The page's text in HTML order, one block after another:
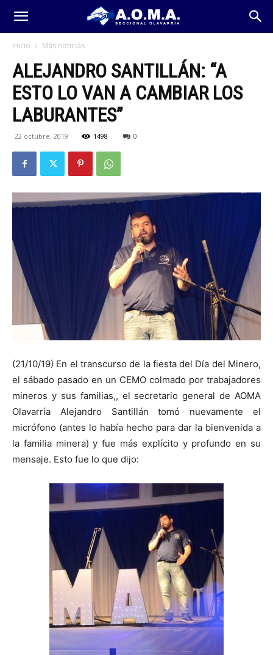
Inicio Más noticias
ALEJANDRO SANTILLÁN: “A
ESTO LO VAN A CAMBIAR LOS
LABURANTES”
22 octubre, 2019 1498 0
(21/10/19) En el transcurso de la fiesta del Día del Minero,
el sábado pasado en un CEMO colmado por trabajadores
mineros y sus familias,, el secretario general de AOMA
Olavarría Alejandro Santillán tomó nuevamente el
micrófono (antes lo había hecho para dar la bienvenida a
la familia minera) y fue más explícito y profundo en su
mensaje. Esto fue lo que dijo: